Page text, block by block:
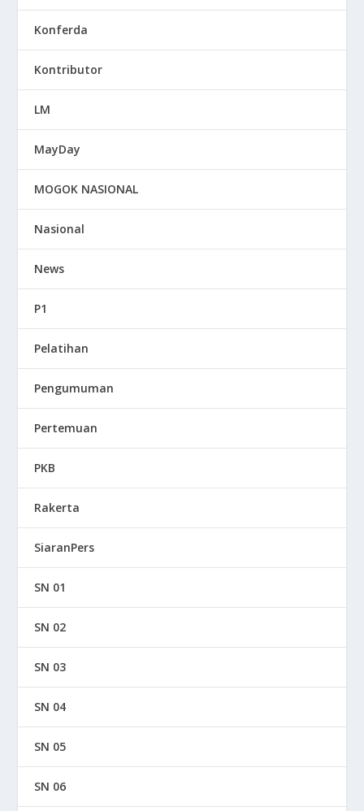
Konferda
Kontributor
LM
MayDay
MOGOK NASIONAL
Nasional
News
P1
Pelatihan
Pengumuman
Pertemuan
PKB
Rakerta
SiaranPers
SN 01
SN 02
SN 03
SN 04
SN 05
SN 06